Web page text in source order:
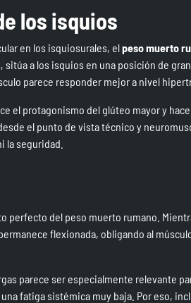
los isquios
en los isquiosurales, elpeso muerto
a los isquios en una posición de
parece responder mejor a nivel
el protagonismo del glúteo mayor y
el punto de vista técnico y
la seguridad.
perfecto del peso muerto rumano.
flexionada, obligando al
parece ser especialmente relevante
fatiga sistémica muy baja. Por eso,